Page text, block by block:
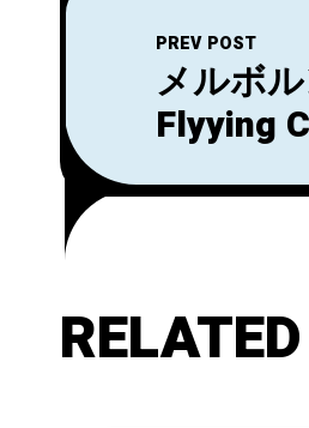
PREV POST
メルボ
Flyying